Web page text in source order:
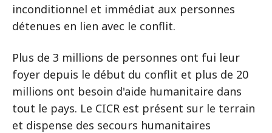
inconditionnel et immédiat aux personnes
détenues en lien avec le conflit.
Plus de 3 millions de personnes ont fui leur
foyer depuis le début du conflit et plus de 20
millions ont besoin d'aide humanitaire dans
tout le pays. Le CICR est présent sur le terrain
et dispense des secours humanitaires